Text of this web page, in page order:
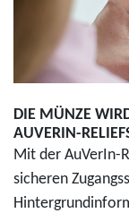
DIE MÜNZE
AUVERIN-
Mit der AuVerIn-
sicheren